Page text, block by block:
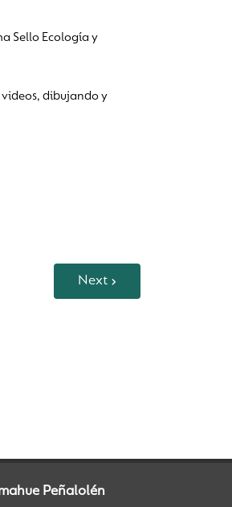
Sello Ecología y
videos, dibujando y
Next
Peñalolén